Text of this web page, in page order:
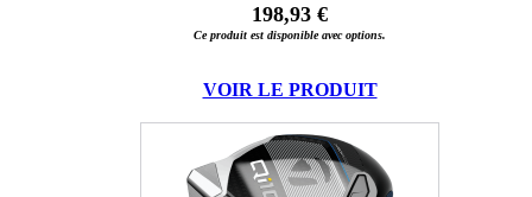
198,93 €
Ce produit est disponible avec options.
VOIR LE PRODUIT